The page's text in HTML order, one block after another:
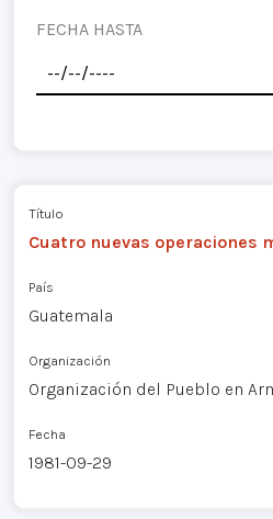
FECHA HASTA
Título
Cuatro nuevas operaciones
País
Guatemala
Organización
Organización del Pueblo en
Fecha
1981-09-29